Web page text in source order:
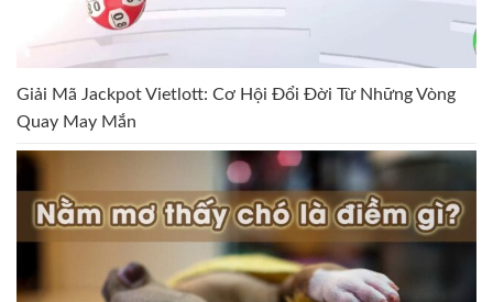
Giải Mã Jackpot Vietlott: Cơ Hội Đổi Đời Từ Những Vòng
Quay May Mắn